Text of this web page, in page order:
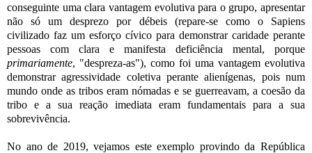
conseguinte uma clara vantagem evolutiva para o grupo, apresentar
não só um desprezo por débeis (repare-se como o Sapiens
civilizado faz um esforço cívico para demonstrar caridade perante
pessoas com clara e manifesta deficiência mental, porque
primariamente, "despreza-as"), como foi uma vantagem evolutiva
demonstrar agressividade coletiva perante alienígenas, pois num
mundo onde as tribos eram nómadas e se guerreavam, a coesão da
tribo e a sua reação imediata eram fundamentais para a sua
sobrevivência.
No ano de 2019, vejamos este exemplo provindo da República